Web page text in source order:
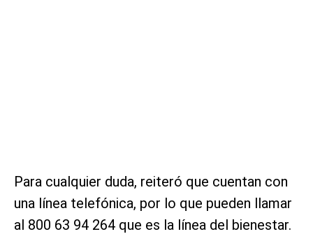
Para cualquier duda, reiteró que cuentan con
una línea telefónica, por lo que pueden llamar
al 800 63 94 264 que es la línea del bienestar.